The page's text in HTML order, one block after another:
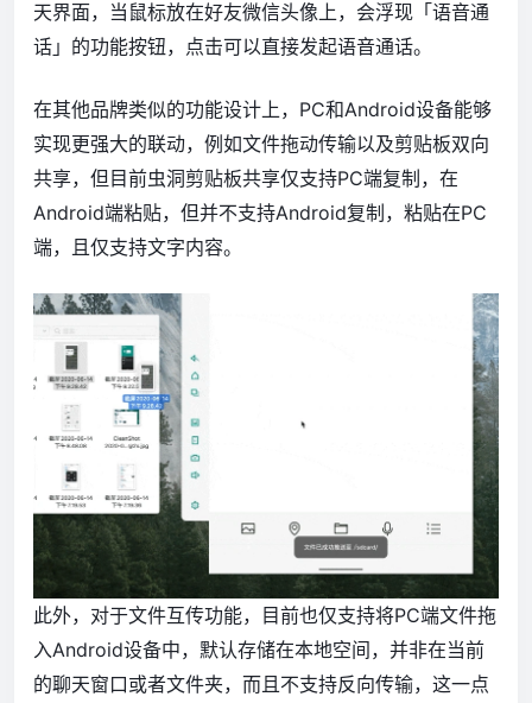
天界面，当鼠标放在好友微信头像上，会浮现「语音通
话」的功能按钮，点击可以直接发起语音通话。
在其他品牌类似的功能设计上，PC和Android设备能够
实现更强大的联动，例如文件拖动传输以及剪贴板双向
共享，但目前虫洞剪贴板共享仅支持PC端复制，在
Android端粘贴，但并不支持Android复制，粘贴在PC
端，且仅支持文字内容。
此外，对于文件互传功能，目前也仅支持将PC端文件拖
入Android设备中，默认存储在本地空间，并非在当前
的聊天窗口或者文件夹，而且不支持反向传输，这一点